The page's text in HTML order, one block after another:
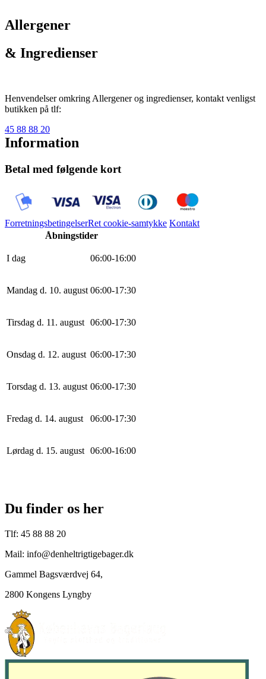
Allergener
& Ingredienser
Henvendelser omkring Allergener og ingredienser, kontakt venligst
butikken på tlf:
45 88 88 20
Information
Betal med følgende kort
ForretningsbetingelserRet cookie-samtykke Kontakt
Åbningstider
I dag 06:00-16:00
Mandag d. 10. august 06:00-17:30
Tirsdag d. 11. august 06:00-17:30
Onsdag d. 12. august 06:00-17:30
Torsdag d. 13. august 06:00-17:30
Fredag d. 14. august 06:00-17:30
Lørdag d. 15. august 06:00-16:00
Du finder os her
Tlf: 45 88 88 20
Mail: info@denheltrigtigebager.dk
Gammel Bagsværdvej 64,
2800 Kongens Lyngby